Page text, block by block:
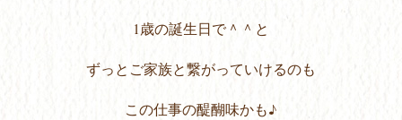
1歳の誕生日で＾＾と
ずっとご家族と繋がっていけるのも
この仕事の醍醐味かも♪